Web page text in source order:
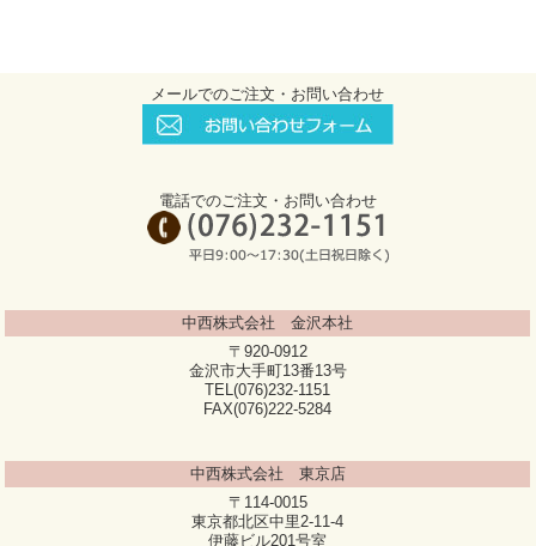
メールでのご注文・お問い合わせ
電話でのご注文・お問い合わせ
中西株式会社 金沢本社
〒920-0912
金沢市大手町13番13号
TEL(076)232-1151
FAX(076)222-5284
中西株式会社 東京店
〒114-0015
東京都北区中里2-11-4
伊藤ビル201号室